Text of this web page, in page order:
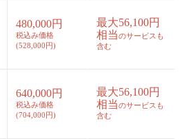
480,000円
税込み価格
(528,000円)
最大56,100円
相当のサービスも
含む
640,000円
税込み価格
(704,000円)
最大56,100円
相当のサービスも
含む